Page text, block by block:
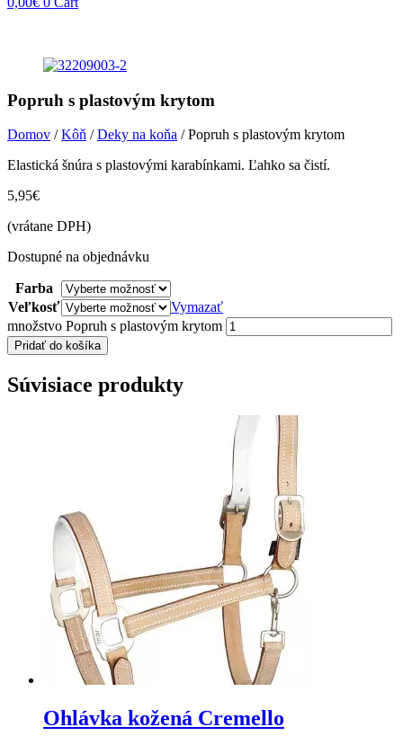
Popruh s plastovým krytom
Domov /Kôň /Deky na koňa / Popruh s plastovým krytom
Elastická šnúra s plastovými karabínkami. Ľahko sa čistí.
5,95€
(vrátane DPH)
Dostupné na objednávku
Farba
Veľkosť
Vymazať
množstvo Popruh s plastovým krytom
Pridať do košíka
Súvisiace produkty
Ohlávka kožená Cremello